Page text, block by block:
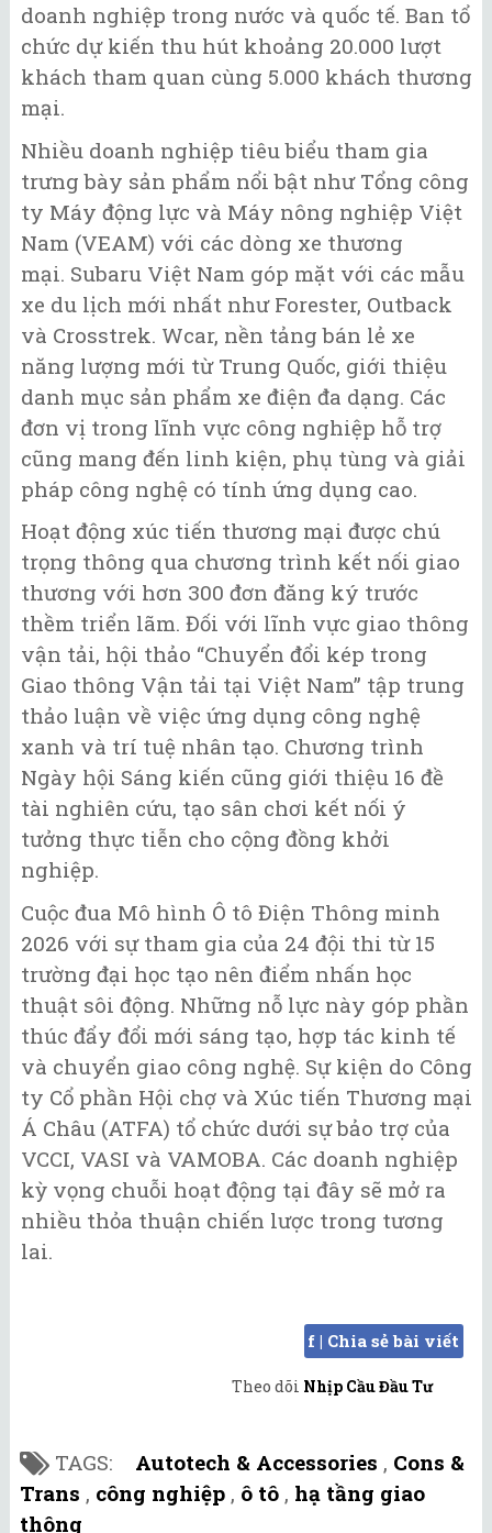
doanh nghiệp trong nước và quốc tế. Ban tổ
chức dự kiến thu hút khoảng 20.000 lượt
khách tham quan cùng 5.000 khách thương
mại.
Nhiều doanh nghiệp tiêu biểu tham gia
trưng bày sản phẩm nổi bật như Tổng công
ty Máy động lực và Máy nông nghiệp Việt
Nam (VEAM) với các dòng xe thương
mại. Subaru Việt Nam góp mặt với các mẫu
xe du lịch mới nhất như Forester, Outback
và Crosstrek. Wcar, nền tảng bán lẻ xe
năng lượng mới từ Trung Quốc, giới thiệu
danh mục sản phẩm xe điện đa dạng. Các
đơn vị trong lĩnh vực công nghiệp hỗ trợ
cũng mang đến linh kiện, phụ tùng và giải
pháp công nghệ có tính ứng dụng cao.
Hoạt động xúc tiến thương mại được chú
trọng thông qua chương trình kết nối giao
thương với hơn 300 đơn đăng ký trước
thềm triển lãm. Đối với lĩnh vực giao thông
vận tải, hội thảo “Chuyển đổi kép trong
Giao thông Vận tải tại Việt Nam” tập trung
thảo luận về việc ứng dụng công nghệ
xanh và trí tuệ nhân tạo. Chương trình
Ngày hội Sáng kiến cũng giới thiệu 16 đề
tài nghiên cứu, tạo sân chơi kết nối ý
tưởng thực tiễn cho cộng đồng khởi
nghiệp.
Cuộc đua Mô hình Ô tô Điện Thông minh
2026 với sự tham gia của 24 đội thi từ 15
trường đại học tạo nên điểm nhấn học
thuật sôi động. Những nỗ lực này góp phần
thúc đẩy đổi mới sáng tạo, hợp tác kinh tế
và chuyển giao công nghệ. Sự kiện do Công
ty Cổ phần Hội chợ và Xúc tiến Thương mại
Á Châu (ATFA) tổ chức dưới sự bảo trợ của
VCCI, VASI và VAMOBA. Các doanh nghiệp
kỳ vọng chuỗi hoạt động tại đây sẽ mở ra
nhiều thỏa thuận chiến lược trong tương
lai.
f | Chia sẻ bài viết
Theo dõi Nhịp Cầu Đầu Tư
TAGS: Autotech & Accessories , Cons &
Trans , công nghiệp , ô tô , hạ tầng giao
thông